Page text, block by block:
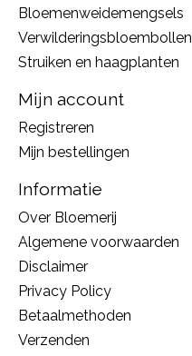
Bloemenweidemengsels
Verwilderingsbloembollen
Struiken en haagplanten
Mijn account
Registreren
Mijn bestellingen
Informatie
Over Bloemerij
Algemene voorwaarden
Disclaimer
Privacy Policy
Betaalmethoden
Verzenden